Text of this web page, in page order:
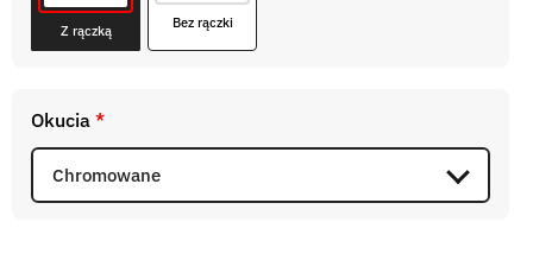
Z rączką
Bez rączki
Okucia *